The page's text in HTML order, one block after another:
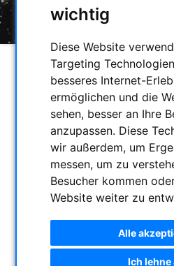
wichtig
Diese Website
Targeting
besseres Internet-
ermöglichen und die
sehen, besser an Ihre
anzupassen. Diese
wir außerdem, um
messen, um zu
Besucher kommen
Website weiter zu
Alle
Ich lehne
ZUBEHÖR